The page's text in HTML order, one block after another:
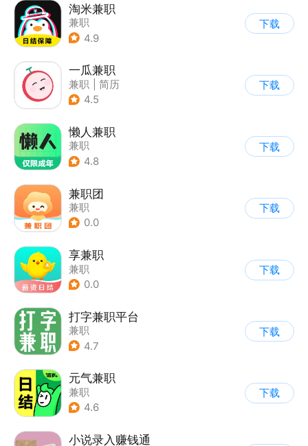
淘米兼职
兼职
4.9
下载
一瓜兼职
兼职
简历
4.5
下载
懒人兼职
兼职
4.8
下载
兼职团
兼职
0.0
下载
享兼职
兼职
0.0
下载
打字兼职平台
兼职
4.7
下载
元气兼职
兼职
4.6
下载
小说录入赚钱通